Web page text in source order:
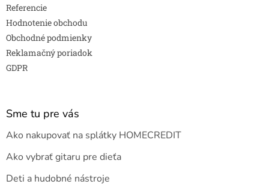
Referencie
Hodnotenie obchodu
Obchodné podmienky
Reklamačný poriadok
GDPR
Sme tu pre vás
Ako nakupovať na splátky HOMECREDIT
Ako vybrať gitaru pre dieťa
Deti a hudobné nástroje